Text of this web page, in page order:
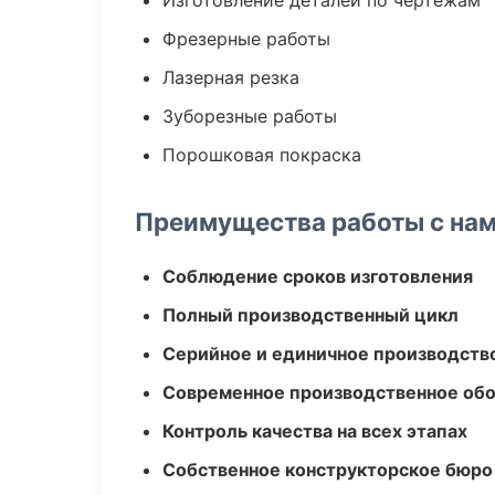
Фрезерные работы
Лазерная резка
Зуборезные работы
Порошковая покраска
Преимущества работы с
Соблюдение сроков изготовления
Полный производственный цикл
Серийное и единичное
Современное производственное
Контроль качества на всех этапах
Собственное конструкторское бюро